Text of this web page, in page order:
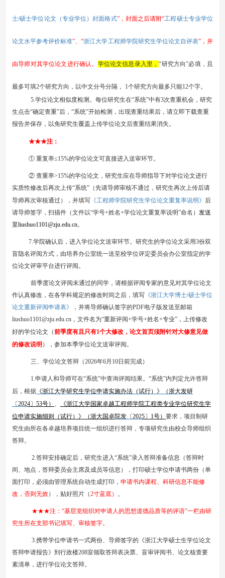
士/硕士学位论文（专业学位）封面格式”，封面之后请附“工程硕士专业学位
论文水平参考评价标准”、“浙江大学工程师学院研究生学位论文自评表”，并
由导师对其学位论文进行确认。 学位论文信息录入里，“研究方向”必填，且
最多可填2个研究方向，以中文分号分隔， 1个研究方向最多只能12个字。
5.学位论文相似度检测 。每位研究生在“系统”中有3次查重机会，研究
生点击“确定查重”后，“系统”开始检测，出现查重结果后，请立即下载查重
报告并保存，以免研究生覆盖上传学位论文后查重结果消失。
★★★注：
① 重复率≤15%的学位论文可直接进入送审环节。
② 查重率>15%的学位论文，研究生应在导师指导下对学位论文进行
实质性修改后再次上传“系统”（先请导师审核不通过，研究生再次上传后请
导师再次审核通过），并填写 《工程师学院研究生学位论文重复率说明》 后
请导师签字，扫描件（文件以“学号+姓名+学位论文重复率说明”命名） 发送
至liushuo1101@zju.edu.cn。
7.学院确认后，进入学位论文送审环节。研究生的学位论文采用3份双
盲隐名评阅方式，由培养办公室统一送至校学位评定委员会办公室指定的学
位论文评审平台进行评阅。
前季度论文评阅未通过的同学，请根据评阅专家的意见对其学位论文
作认真修改，在各学科规定的修改时间之后，填写 《浙江大学博士/硕士学位
论文重新评阅申请表》
，并将导师确认签字的PDF电子版发送至邮箱
liushuo1101@zju.edu.cn，文件名为“重新评阅+学号+姓名+专业”，上传修改
好的学位论文（前季度有且只有1个大修改，论文首页须附针对大修意见做
的修改说明 ），参加本季学位论文送审评阅。
三、学位论文答辩（2026年6月 10日前完成）
1.申请人和导师可在“系统”中查询评阅结果。“系统”内判定允许答辩
后，根据 《浙江大学研究生学位申请实施办法（试行）》（浙大发研
〔2024〕 53号） 、
《浙江大学国家卓越工程师学院工程类专业学位研究生学
位申请实施细则（试行）》（浙大国卓院发〔2025〕 1号） 要求， 项目制研
究生由所在各卓越培养项目统一组织进行答辩 ， 专项研究生由校企导师组织
答辩。
2.答辩安排确定后，研究生进入“系统”录入答辩准备信息（答辩时
间、地点，答辩委员会主席及成员等信息），打印硕士学位申请书两份（单
面打印， 必须由管理系统自动生成打印， 申请书内课程、 科研信息不能修
改，否则无效），贴好照片（2寸蓝底） 。
★★★注： “基层党组织对申请人的思想道德品质等的评语”一栏由研
究生所在支部书记填写、审核签字。
3.携带学位申请书一式两份、导师签字的《浙江大学硕士生学位论文
答辩申请报告》到行政楼208室领取答辩表决票、盲审评阅书、论文核查要
素清单 ，进行学位论文答辩。